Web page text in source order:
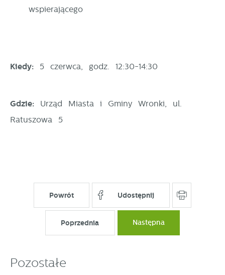
wspierającego
Kiedy: 5 czerwca, godz. 12:30-14:30
Gdzie: Urząd Miasta i Gminy Wronki, ul.
Ratuszowa 5
Powrót Udostępnij
Poprzednia Następna
Pozostałe